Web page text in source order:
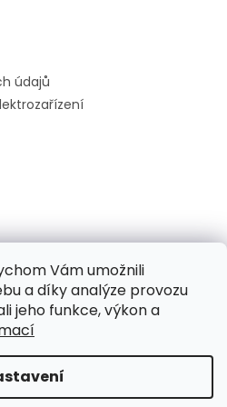
Vám umožnili
a díky analýze provozu
jeho funkce, výkon a
údajů
Shoptet